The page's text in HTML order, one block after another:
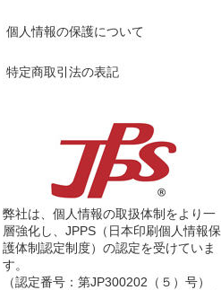
個人情報の保護について
特定商取引法の表記
弊社は、個人情報の取扱体制をより一
層強化し、JPPS（日本印刷個人情報保
護体制認定制度）の認定を受けていま
す。
（認定番号：第JP300202（５）号）